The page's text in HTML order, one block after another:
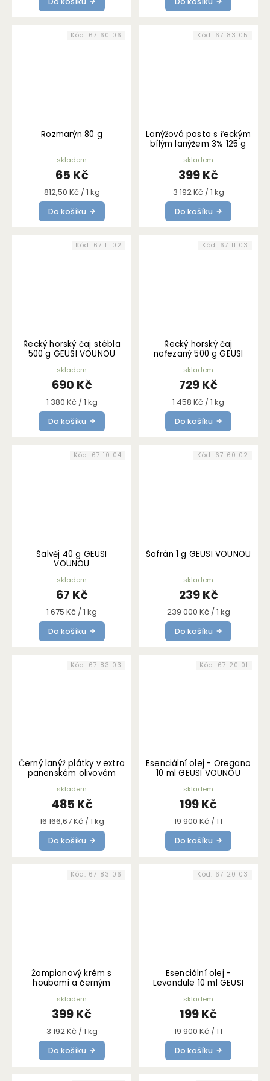
Rozmarýn 80 g
skladem
65 Kč
Měrná
cena:
812,50 Kč / 1 kg
Do košíku
Kód: 67 60 06
Lanýžová pasta s řeckým
bílým lanýžem 3% 125 g
skladem
399 Kč
Měrná
cena:
3 192 Kč / 1 kg
Do košíku
Kód: 67 83 05
Řecký horský čaj stébla
500 g GEUSI VOUNOU
skladem
690 Kč
Měrná
cena:
1 380 Kč / 1 kg
Do košíku
Kód: 67 11 02
Řecký horský čaj
nařezaný 500 g GEUSI
skladem
729 Kč
Měrná
cena:
1 458 Kč / 1 kg
Do košíku
Kód: 67 11 03
Šalvěj 40 g GEUSI
VOUNOU
skladem
67 Kč
Měrná
cena:
1 675 Kč / 1 kg
Do košíku
Kód: 67 10 04
Šafrán 1 g GEUSI VOUNOU
skladem
239 Kč
Měrná
cena:
239 000 Kč / 1 kg
Do košíku
Kód: 67 60 02
Černý lanýž plátky v extra
panenském olivovém
oleji 30 g
skladem
485 Kč
Měrná
cena:
16 166,67 Kč / 1 kg
Do košíku
Kód: 67 83 03
Esenciální olej - Oregano
10 ml GEUSI VOUNOU
skladem
199 Kč
Měrná
cena:
19 900 Kč / 1 l
Do košíku
Kód: 67 20 01
Žampionový krém s
houbami a černým
lanýžem 125 g
skladem
399 Kč
Měrná
cena:
3 192 Kč / 1 kg
Do košíku
Kód: 67 83 06
Esenciální olej -
Levandule 10 ml GEUSI
skladem
199 Kč
Měrná
cena:
19 900 Kč / 1 l
Do košíku
Kód: 67 20 03